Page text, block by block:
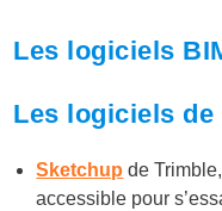
Les logiciels
Les logiciels
Sketchup de
accessible pour